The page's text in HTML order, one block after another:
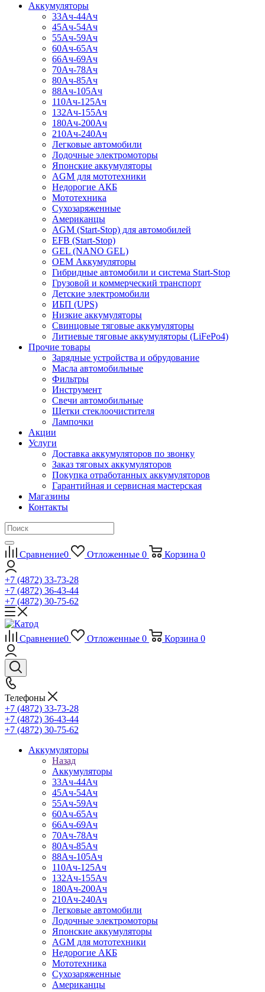
Аккумуляторы
33Ач-44Ач
45Ач-54Ач
55Ач-59Ач
60Ач-65Ач
66Ач-69Ач
70Ач-78Ач
80Ач-85Ач
88Ач-105Ач
110Ач-125Ач
132Ач-155Ач
180Ач-200Ач
210Ач-240Ач
Легковые автомобили
Лодочные электромоторы
Японские аккумуляторы
AGM для мототехники
Недорогие АКБ
Мототехника
Сухозаряженные
Американцы
AGM (Start-Stop) для автомобилей
EFB (Start-Stop)
GEL (NANO GEL)
OEM Аккумуляторы
Гибридные автомобили и система Start-Stop
Грузовой и коммерческий транспорт
Детские электромобили
ИБП (UPS)
Низкие аккумуляторы
Свинцовые тяговые аккумуляторы
Литиевые тяговые аккумуляторы (LiFePo4)
Прочие товары
Зарядные устройства и обрудование
Масла автомобильные
Фильтры
Инструмент
Свечи автомобильные
Щетки стеклоочистителя
Лампочки
Акции
Услуги
Доставка аккумуляторов по звонку
Заказ тяговых аккумуляторов
Покупка отработанных аккумуляторов
Гарантийная и сервисная мастерская
Магазины
Контакты
Сравнение0 Отложенные 0 Корзина 0
+7 (4872) 33-73-28
+7 (4872) 36-43-44
+7 (4872) 30-75-62
Сравнение0 Отложенные 0 Корзина 0
Телефоны
+7 (4872) 33-73-28
+7 (4872) 36-43-44
+7 (4872) 30-75-62
Аккумуляторы
Назад
Аккумуляторы
33Ач-44Ач
45Ач-54Ач
55Ач-59Ач
60Ач-65Ач
66Ач-69Ач
70Ач-78Ач
80Ач-85Ач
88Ач-105Ач
110Ач-125Ач
132Ач-155Ач
180Ач-200Ач
210Ач-240Ач
Легковые автомобили
Лодочные электромоторы
Японские аккумуляторы
AGM для мототехники
Недорогие АКБ
Мототехника
Сухозаряженные
Американцы